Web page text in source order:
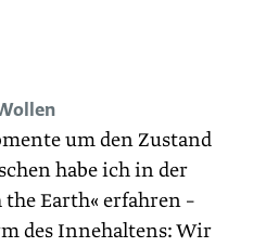
um den Zustand
habe ich in der
Earth« erfahren –
des Innehaltens: Wir